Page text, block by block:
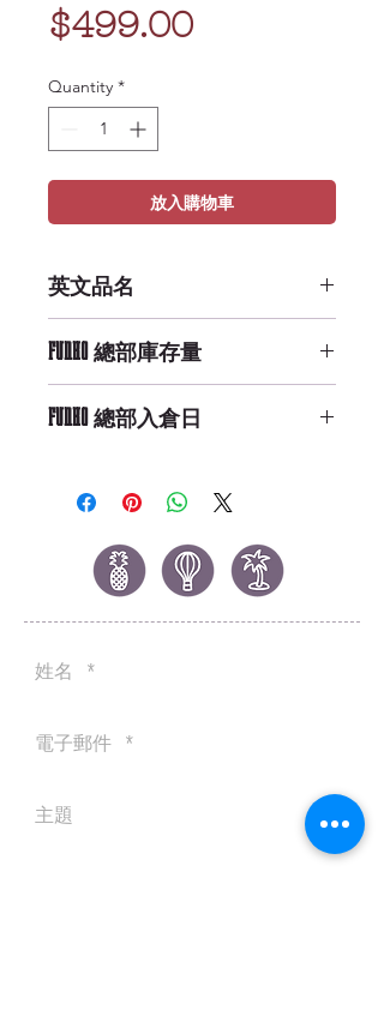
$499.00Price
Quantity *
放入購物車
英文品名
Battle Eleven
FUNKO 總部庫存量
FUNKO 總部入倉日